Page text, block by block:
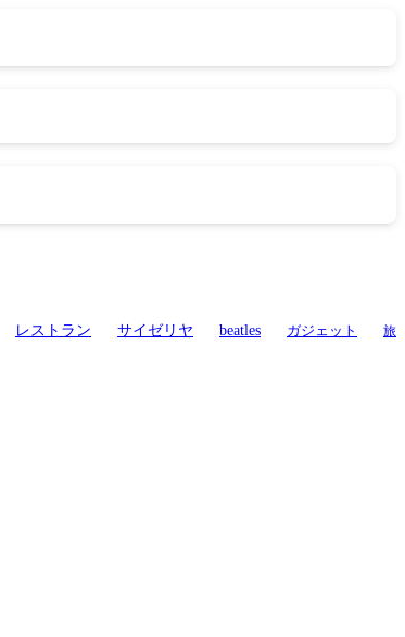
レストラン サイゼリヤ beatles ガジェット
旅